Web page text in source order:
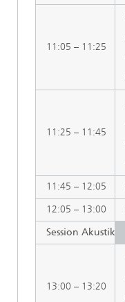
11:05 – 11:25
11:25 – 11:45
11:45 – 12:05
12:05 – 13:00
Session Akustik
13:00 – 13:20